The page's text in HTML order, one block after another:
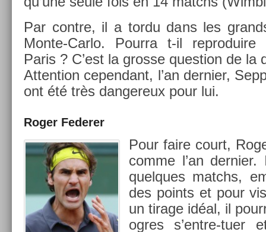
Par con­tre, il a tordu dans les
Monte-Carlo. Pour­ra t-il
Paris ? C’est la gros­se ques­tion de la
At­ten­tion cepen­dant, l’an de­rni­er,
ont été très dan­gereux pour lui.
Roger Feder­er
Pour faire court,
comme l’an
quel­ques matchs,
des points et pour
un tirage idéal, il
ogres s’entre-